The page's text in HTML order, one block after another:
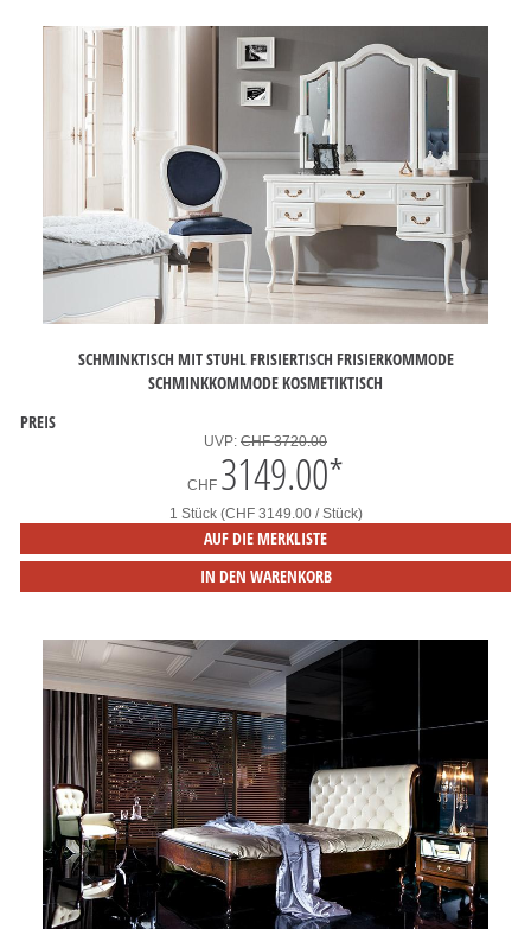
SCHMINKTISCH MIT STUHL FRISIERTISCH FRISIERKOMMODE
SCHMINKKOMMODE KOSMETIKTISCH
PREIS
UVP: CHF 3720.00
CHF 3149.00*
1 Stück (CHF 3149.00 / Stück)
AUF DIE MERKLISTE
IN DEN WARENKORB